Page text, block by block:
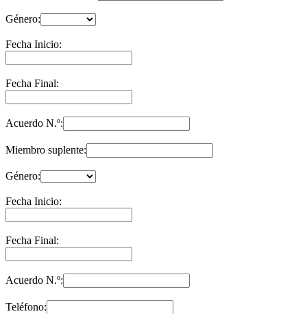
Género:
Fecha Inicio:
Fecha Final:
Acuerdo N.º:
Miembro suplente:
Género:
Fecha Inicio:
Fecha Final:
Acuerdo N.º:
Teléfono: